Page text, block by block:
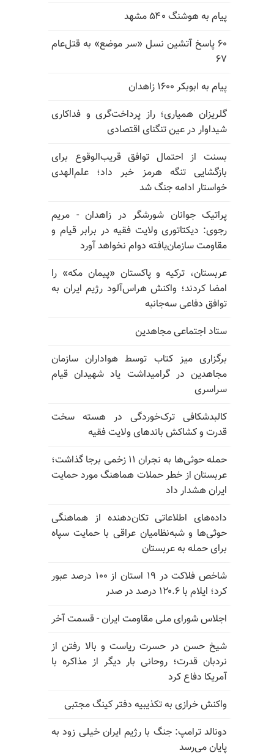
پیام به هوشنگ ۵۴۰ مشهد
۶۰ پاسخ آتشین نسل «سر موضع» به قتل‌عام
۶۷
پیام به ابوبکر ۱۶۰۰ زاهدان
گلریزان همیاری؛ راز پرداخت‌گری و فداکاری
شیداوار در عین تنگنای اقتصادی
بسنت از احتمال توافق قریب‌الوقوع برای
بازگشایی تنگه هرمز خبر داد؛ علم‌الهدی
خواستار ادامه جنگ شد
پراتیک جوانان شورشگر در زاهدان - مریم
رجوی: دیکتاتوری ولایت فقیه در برابر قیام و
مقاومت سازمان‌یافته دوام نخواهد آورد
عربستان، ترکیه و پاکستان «پیمان مکه» را
امضا کردند؛ واکنش هراس‌آلود رژیم ایران به
توافق دفاعی سه‌جانبه
ستاد اجتماعی مجاهدین
برگزاری میز کتاب توسط هواداران سازمان
مجاهدین در گرامیداشت یاد شهیدان قیام
سراسری
کالبدشکافی ترک‌خوردگی در هسته سخت
قدرت و کشاکش باندهای ولایت فقیه
حمله حوثی‌ها به نجران ۱۱ زخمی برجا گذاشت؛
عربستان از خطر حملات هماهنگ مورد حمایت
ایران هشدار داد
داده‌های اطلاعاتی تکان‌دهنده از هماهنگی
حوثی‌ها و شبه‌نظامیان عراقی با حمایت سپاه
برای حمله به عربستان
شاخص فلاکت در ۱۹ استان از ۱۰۰ درصد عبور
کرد؛ ایلام با ۱۲۰.۶ درصد در صدر
اجلاس شورای ملی مقاومت ایران - قسمت آخر
شیخ حسن در حسرت ریاست و بالا رفتن از
نردبان قدرت؛ روحانی بار دیگر از مذاکره با
آمریکا دفاع کرد
واکنش خرازی به تکذیبیه دفتر کینگ مجتبی
دونالد ترامپ: جنگ با رژیم ایران خیلی زود به
پایان می‌رسد